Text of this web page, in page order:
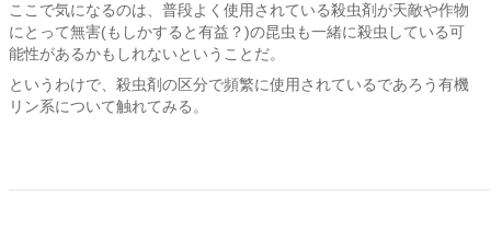
ここで気になるのは、普段よく使用されている殺虫剤が天敵や作物
にとって無害(もしかすると有益？)の昆虫も一緒に殺虫している可
能性があるかもしれないということだ。
というわけで、殺虫剤の区分で頻繁に使用されているであろう有機
リン系について触れてみる。